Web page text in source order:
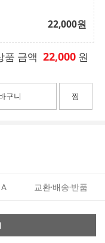
22,000원
품 금액 22,000 원
구니 찜
교환·배송·반품